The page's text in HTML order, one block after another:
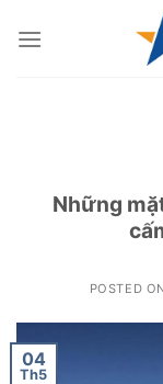
Những
POSTED
04
Th5